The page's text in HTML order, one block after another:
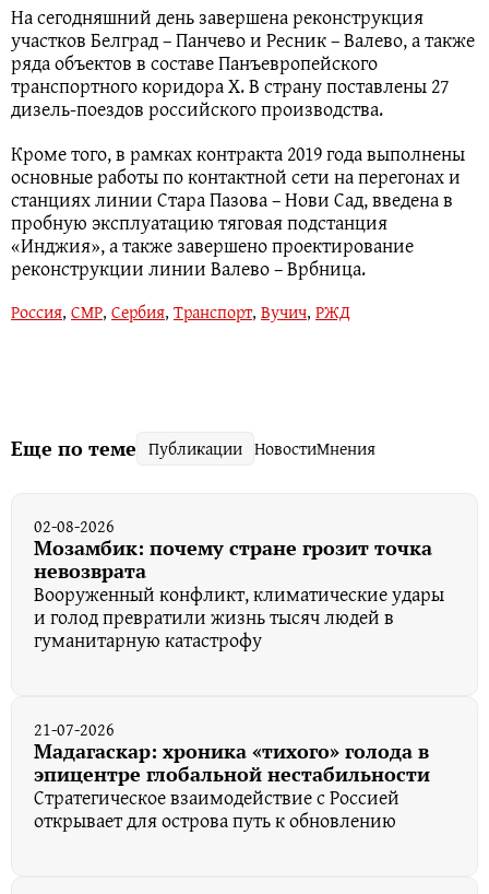
На сегодняшний день завершена реконструкция
участков Белград – Панчево и Ресник – Валево, а также
ряда объектов в составе Панъевропейского
транспортного коридора X. В страну поставлены 27
дизель-поездов российского производства.
Кроме того, в рамках контракта 2019 года выполнены
основные работы по контактной сети на перегонах и
станциях линии Стара Пазова – Нови Сад, введена в
пробную эксплуатацию тяговая подстанция
«Инджия», а также завершено проектирование
реконструкции линии Валево – Врбница.
Россия, СМР, Сербия, Транспорт, Вучич, РЖД
Еще по теме Публикации НовостиМнения
02-08-2026
Мозамбик: почему стране грозит точка
невозврата
Вооруженный конфликт, климатические удары
и голод превратили жизнь тысяч людей в
гуманитарную катастрофу
21-07-2026
Мадагаскар: хроника «тихого» голода в
эпицентре глобальной нестабильности
Стратегическое взаимодействие с Россией
открывает для острова путь к обновлению